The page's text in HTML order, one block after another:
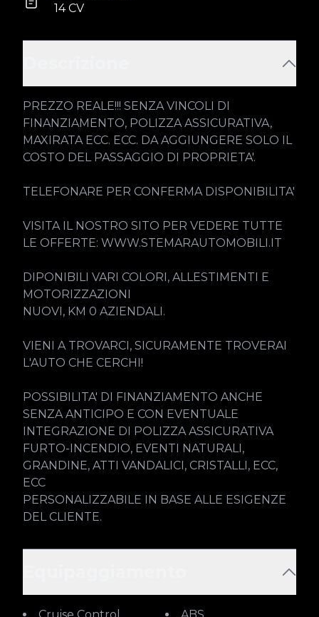
14 CV
PREZZO REALE!!! SENZA VINCOLI DI
FINANZIAMENTO, POLIZZA ASSICURATIVA,
MAXIRATA ECC. ECC. DA AGGIUNGERE SOLO IL
COSTO DEL PASSAGGIO DI PROPRIETA'.
TELEFONARE PER CONFERMA DISPONIBILITA'
VISITA IL NOSTRO SITO PER VEDERE TUTTE
LE OFFERTE: WWW.STEMARAUTOMOBILI.IT
DIPONIBILI VARI COLORI, ALLESTIMENTI E
MOTORIZZAZIONI
NUOVI, KM 0 AZIENDALI.
VIENI A TROVARCI, SICURAMENTE TROVERAI
L'AUTO CHE CERCHI!
POSSIBILITA' DI FINANZIAMENTO ANCHE
SENZA ANTICIPO E CON EVENTUALE
INTEGRAZIONE DI POLIZZA ASSICURATIVA
FURTO-INCENDIO, EVENTI NATURALI,
GRANDINE, ATTI VANDALICI, CRISTALLI, ECC,
ECC
PERSONALIZZABILE IN BASE ALLE ESIGENZE
DEL CLIENTE.